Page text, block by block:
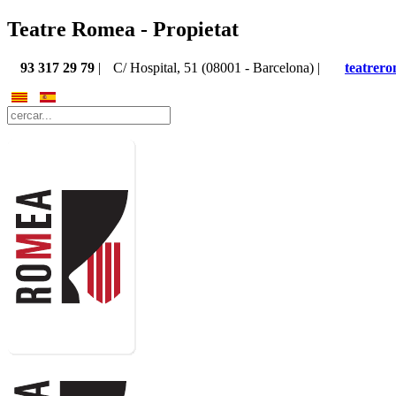
Teatre Romea - Propietat
93 317 29 79 | C/ Hospital, 51 (08001 - Barcelona) |